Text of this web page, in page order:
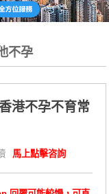
不孕
港不孕不育常
馬上點擊咨詢